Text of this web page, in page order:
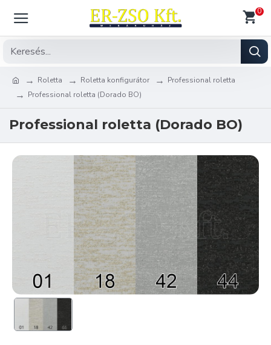
0
Roletta Roletta konfigurátor
Professional roletta
Professional roletta (Dorado BO)
Professional roletta (Dorado BO)